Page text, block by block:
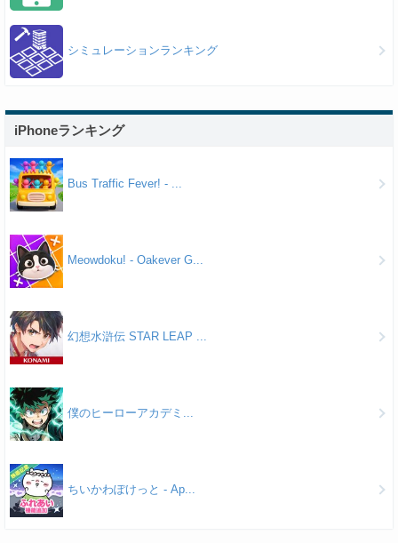
シミュレーションランキング
iPhoneランキング
Bus Traffic Fever! - ...
Meowdoku! - Oakever G...
幻想水滸伝 STAR LEAP ...
僕のヒーローアカデミ...
ちいかわぽけっと - Ap...